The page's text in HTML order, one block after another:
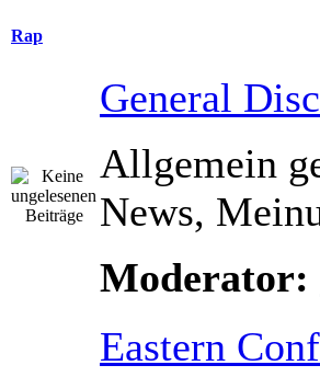
Rap
General
Allgemein
News,
Moderator:
Eastern